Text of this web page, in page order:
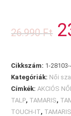
26.990Ft
Cikkszám: 1-
Kategóriák: Női
Címkék: AKCIÓS
TALP, TAMARIS,
TOUCH-IT,